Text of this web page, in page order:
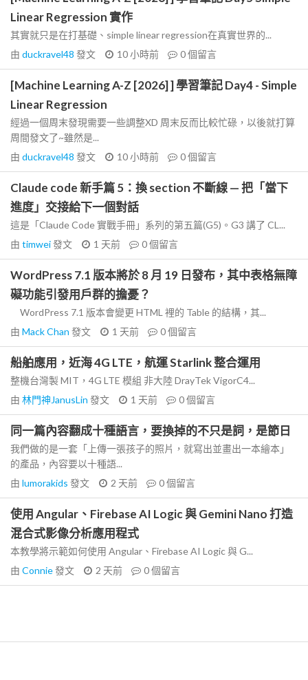
Linear Regression 實作
其實就只是在打基礎、simple linear regression在真實世界的...
由 duckravel48 發文 10 小時前 0個留言
[Machine Learning A-Z [2026] ] 學習筆記 Day4 - Simple
Linear Regression
經過一個周末發現需要一些調整XD 周末反而比較忙碌，以後就打算
周間發文了~雖然是...
由 duckravel48 發文 10 小時前 0個留言
Claude code 新手篇 5：換 section 不斷線 — 把「當下
進度」交接給下一個對話
這是「Claude Code 實戰手冊」系列的第五篇(G5)。G3 講了 CL...
由 timwei發文 1 天前 0個留言
WordPress 7.1 版本將於 8 月 19 日發布，其中表格無障
礙功能引發用戶群的擔憂？
WordPress 7.1 版本會變更 HTML 裡的 Table 的結構，其...
由 Mack Chan 發文 1 天前 0個留言
船舶應用，近海 4G LTE，航運 Starlink 整合運用
整機台灣製 MIT，4G LTE 模組 非大陸 DrayTek VigorC4...
由 林門神JanusLin 發文 1 天前 0個留言
同一篇內容翻成十種語言，要換掉的不只是詞，是節日
我們做的是一套「上傳一張孩子的照片，就寫出並畫出一本繪本」
的產品，內容要以十種語...
由 lumorakids 發文 2 天前 0個留言
使用 Angular、Firebase AI Logic 與 Gemini Nano 打造
混合式影像分析應用程式
本教學將示範如何使用 Angular、Firebase AI Logic 與 G...
由 Connie發文 2 天前 0個留言